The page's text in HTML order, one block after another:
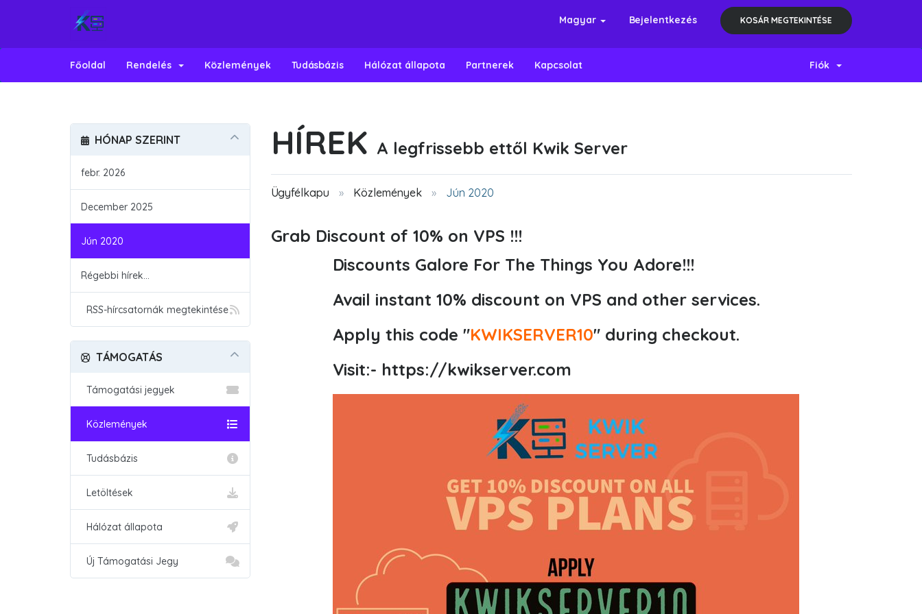
Magyar Bejelentkezés KOSÁR MEGTEKINTÉSE
Főoldal Rendelés Közlemények Tudásbázis Hálózat állapota Partnerek Kapcsolat Fiók
HÍREK A legfrissebb ettől Kwik Server
Ügyfélkapu Közlemények Jún 2020
HÓNAP SZERINT
febr. 2026
December 2025
Jún 2020
Régebbi hírek...
RSS-hírcsatornák megtekintése
Grab Discount of 10% on VPS !!!
Discounts Galore For The Things You Adore!!!
Avail instant 10% discount on VPS and other services.
Apply this code "KWIKSERVER10" during checkout.
Visit:- https://kwikserver.com
TÁMOGATÁS
Támogatási jegyek
Közlemények
Tudásbázis
Letöltések
Hálózat állapota
Új Támogatási Jegy